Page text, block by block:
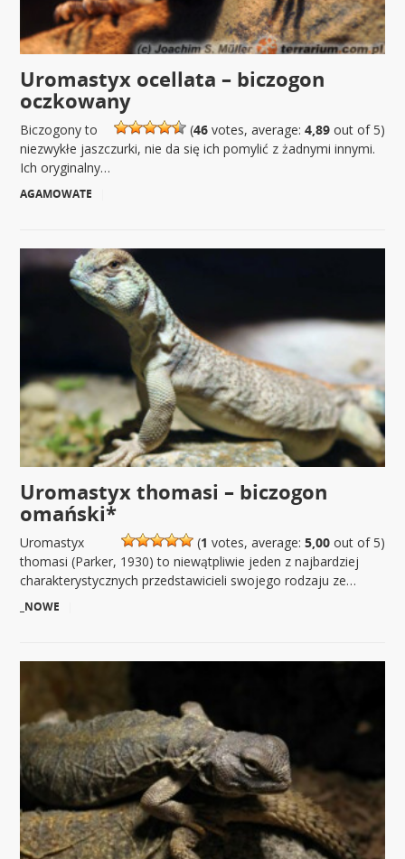
Uromastyx ocellata – biczogon
oczkowany
(46votes, average: 4,89out of 5)
Biczogony to
niezwykłe jaszczurki, nie da się ich pomylić z żadnymi innymi.
Ich oryginalny…
AGAMOWATE
Uromastyx thomasi – biczogon
omański*
(1 votes, average: 5,00out of 5)
Uromastyx
thomasi (Parker, 1930) to niewątpliwie jeden z najbardziej
charakterystycznych przedstawicieli swojego rodzaju ze…
_NOWE